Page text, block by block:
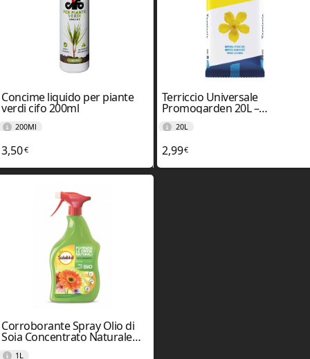
Concime liquido per piante
verdi cifo 200ml
200Ml
3,50€
Terriccio Universale
Promogarden 20L –
Vigorplant
20L
2,99€
Corroborante Spray Olio di
Soia Concentrato Naturale
Solabiol
1L